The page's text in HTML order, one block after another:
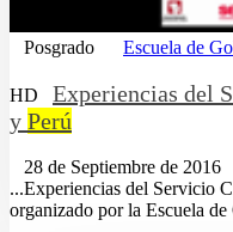
Posgrado Escuela de
HD
Experiencias del
y Perú
28 de Septiembre de 2016
...Experiencias del Servicio
organizado por la Escuela